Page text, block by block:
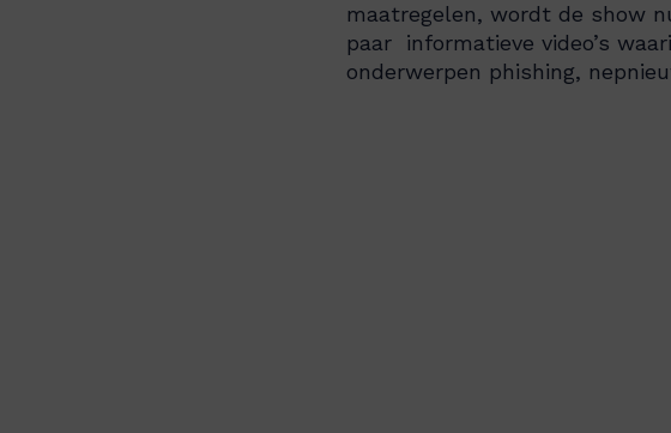
maatregelen, wordt de show
paar informatieve video’s
onderwerpen phishing,